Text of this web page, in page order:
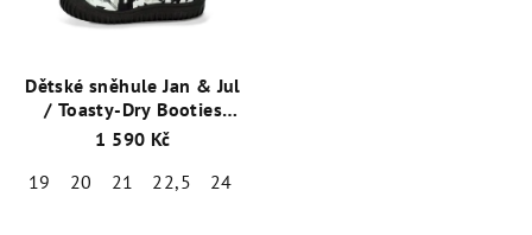
Dětské sněhule Jan & Jul
/ Toasty-Dry Booties
Medvídek / BTB-BEA
1 590 Kč
19
20 21 22,5 24